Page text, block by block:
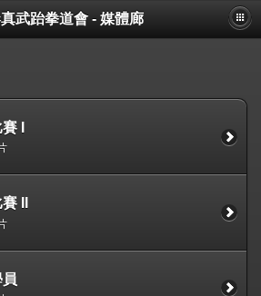
武跆拳道會 - 媒體廊
I
II